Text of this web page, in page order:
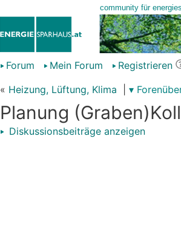
Forum Mein Forum Registrieren
« Heizung, Lüftung, Klima ▾
Planung
Diskussionsbeiträge anzeigen